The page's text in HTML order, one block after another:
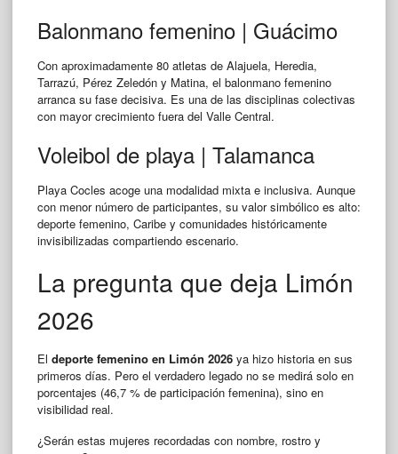
Balonmano femenino | Guácimo
Con aproximadamente 80 atletas de Alajuela, Heredia,
Tarrazú, Pérez Zeledón y Matina, el balonmano femenino
arranca su fase decisiva. Es una de las disciplinas colectivas
con mayor crecimiento fuera del Valle Central.
Voleibol de playa | Talamanca
Playa Cocles acoge una modalidad mixta e inclusiva. Aunque
con menor número de participantes, su valor simbólico es alto:
deporte femenino, Caribe y comunidades históricamente
invisibilizadas compartiendo escenario.
La pregunta que deja Limón
2026
El deporte femenino en Limón 2026 ya hizo historia en sus
primeros días. Pero el verdadero legado no se medirá solo en
porcentajes (46,7 % de participación femenina), sino en
visibilidad real.
¿Serán estas mujeres recordadas con nombre, rostro y